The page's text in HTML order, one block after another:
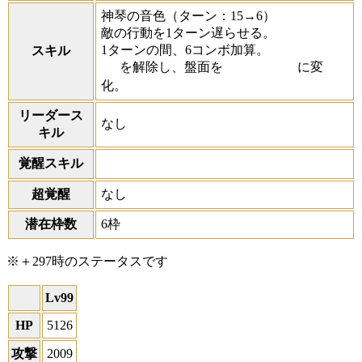
スキル
神琴の音色 （ターン：15→6）
敵の行動を1ターン遅らせる。
1ターンの間、6コンボ加算。
を解除し、盤面を
に変
化。
リーダース
キル
なし
覚醒スキル
超覚醒 なし
潜在枠数 6枠
※＋297時のステータスです
Lv99
HP
5126
攻撃 2009